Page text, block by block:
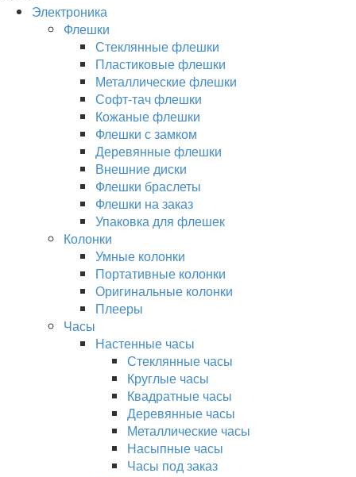
Электроника
Флешки
Стеклянные флешки
Пластиковые флешки
Металлические флешки
Софт-тач флешки
Кожаные флешки
Флешки с замком
Деревянные флешки
Внешние диски
Флешки браслеты
Флешки на заказ
Упаковка для флешек
Колонки
Умные колонки
Портативные колонки
Оригинальные колонки
Плееры
Часы
Настенные часы
Стеклянные часы
Круглые часы
Квадратные часы
Деревянные часы
Металлические часы
Насыпные часы
Часы под заказ